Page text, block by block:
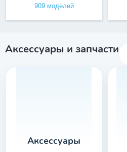
909 моделей
Аксессуары и запчасти
Аксессуары